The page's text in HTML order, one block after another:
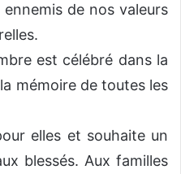
de nos valeurs
est célébré dans la
mémoire de toutes les
elles et souhaite un
blessés. Aux familles